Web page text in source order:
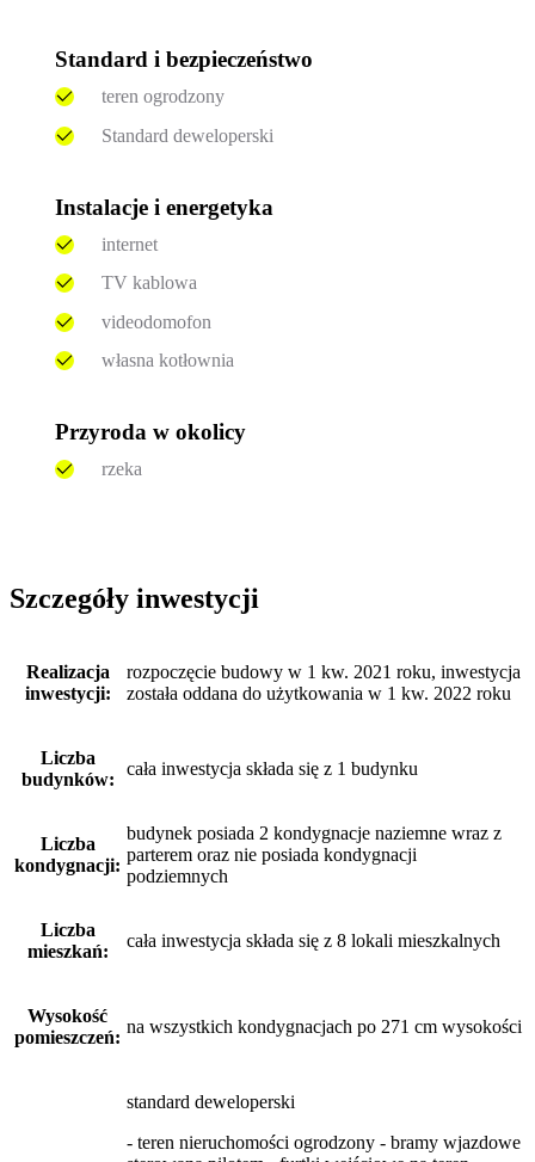
Standard i bezpieczeństwo
teren ogrodzony
Standard deweloperski
Instalacje i energetyka
internet
TV kablowa
videodomofon
własna kotłownia
Przyroda w okolicy
rzeka
Szczegóły inwestycji
Realizacja
inwestycji:
rozpoczęcie budowy w 1 kw. 2021 roku, inwestycja
została oddana do użytkowania w 1 kw. 2022 roku
Liczba
budynków:
cała inwestycja składa się z 1 budynku
Liczba
kondygnacji:
budynek posiada 2 kondygnacje naziemne wraz z
parterem oraz nie posiada kondygnacji
podziemnych
Liczba
mieszkań:
cała inwestycja składa się z 8 lokali mieszkalnych
Wysokość
pomieszczeń:
na wszystkich kondygnacjach po 271 cm wysokości
standard deweloperski
- teren nieruchomości ogrodzony - bramy wjazdowe